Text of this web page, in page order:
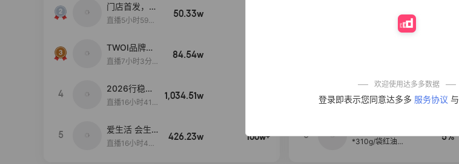
欢迎使用达多多数据
登录即表示您同意达多多 服务协议 与
门店首发，秋
款大上新！！
直播5小时59分
50.33w
TWOI品牌直
播间新款上
直播7小时3分5
84.54w
4
2026行稳致
远
直播16小时41
1,034.51w
5
爱生活 会生
活
直播16小时45
426.23w 100w+
衣粉轻松搓洗去
污渍除菌除螨3倍
免煮开袋即食劲
艾草抽绳式免撕
垃圾袋大号特厚
50%
5
*310g/袋红油麻
5%